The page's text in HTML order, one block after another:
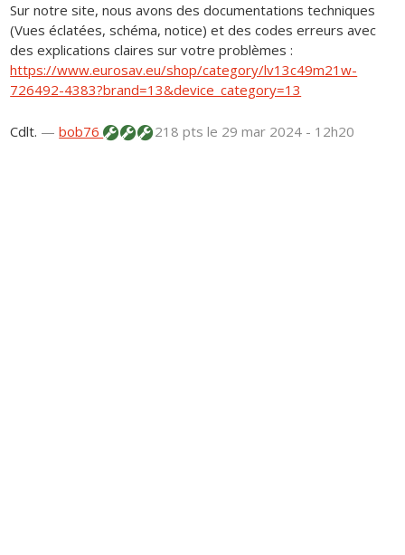
Sur notre site, nous avons des documentations techniques
(Vues éclatées, schéma, notice) et des codes erreurs avec
des explications claires sur votre problèmes :
https://www.eurosav.eu/shop/category/lv13c49m21w-
726492-4383?brand=13&device_category=13
Cdlt. —bob76 218 ptsle 29 mar 2024 - 12h20